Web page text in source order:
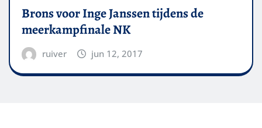
Brons voor Inge Janssen tijdens de
meerkampfinale NK
ruiver jun 12, 2017